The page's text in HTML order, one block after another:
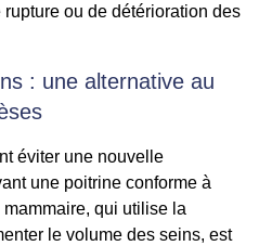
ou de détérioration des
: une alternative au
éviter une nouvelle
une poitrine conforme à
qui utilise la
le volume des seins, est